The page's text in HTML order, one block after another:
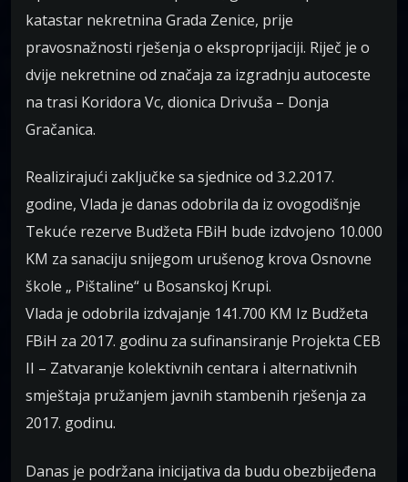
katastar nekretnina Grada Zenice, prije
pravosnažnosti rješenja o eksproprijaciji. Riječ je o
dvije nekretnine od značaja za izgradnju autoceste
na trasi Koridora Vc, dionica Drivuša – Donja
Gračanica.
Realizirajući zaključke sa sjednice od 3.2.2017.
godine, Vlada je danas odobrila da iz ovogodišnje
Tekuće rezerve Budžeta FBiH bude izdvojeno 10.000
KM za sanaciju snijegom urušenog krova Osnovne
škole „ Pištaline“ u Bosanskoj Krupi.
Vlada je odobrila izdvajanje 141.700 KM Iz Budžeta
FBiH za 2017. godinu za sufinansiranje Projekta CEB
II – Zatvaranje kolektivnih centara i alternativnih
smještaja pružanjem javnih stambenih rješenja za
2017. godinu.
Danas je podržana inicijativa da budu obezbijeđena